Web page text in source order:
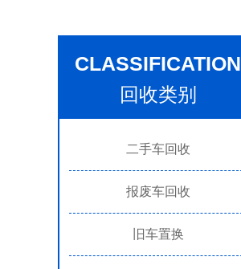
CLASSIFICATION
回收类别
二手车回收
报废车回收
旧车置换